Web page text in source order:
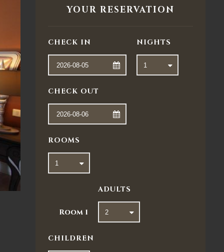
YOUR RESERVATION
CHECK IN NIGHTS
CHECK OUT
ROOMS
Room 1
ADULTS
CHILDREN